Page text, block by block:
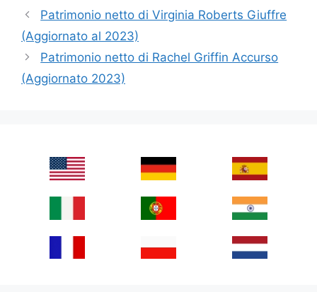
Patrimonio netto di Virginia Roberts Giuffre
(Aggiornato al 2023)
Patrimonio netto di Rachel Griffin Accurso
(Aggiornato 2023)